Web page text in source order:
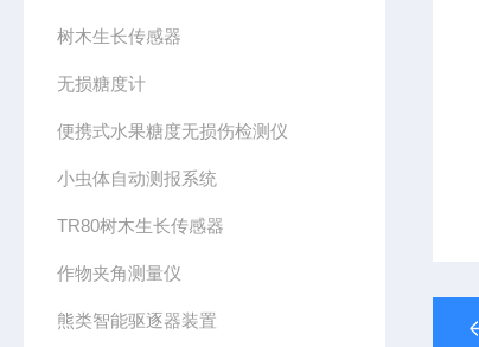
树木生长传感器
无损糖度计
便携式水果糖度无损伤检测仪
小虫体自动测报系统
TR80树木生长传感器
作物夹角测量仪
熊类智能驱逐器装置